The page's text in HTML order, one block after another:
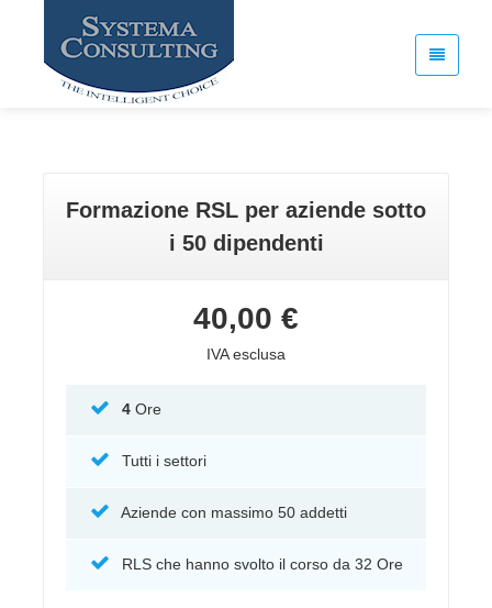
Formazione RSL per aziende sotto
i 50 dipendenti
40,00 €
IVA esclusa
4 Ore
Tutti i settori
Aziende con massimo 50 addetti
RLS che hanno svolto il corso da 32 Ore